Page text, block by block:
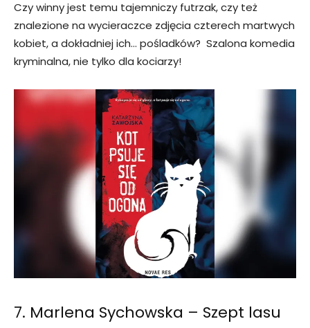
Czy winny jest temu tajemniczy futrzak, czy też
znalezione na wycieraczce zdjęcia czterech martwych
kobiet, a dokładniej ich… pośladków? Szalona komedia
kryminalna, nie tylko dla kociarzy!
7. Marlena Sychowska – Szept lasu